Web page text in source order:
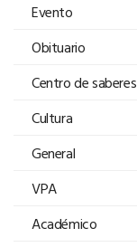
Evento
Obituario
Centro de saberes
Cultura
General
VPA
Académico